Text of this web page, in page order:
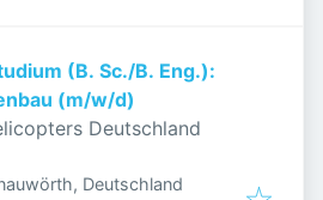
(B. Sc./B. Eng.):
(m/w/d)
Deutschland
Deutschland